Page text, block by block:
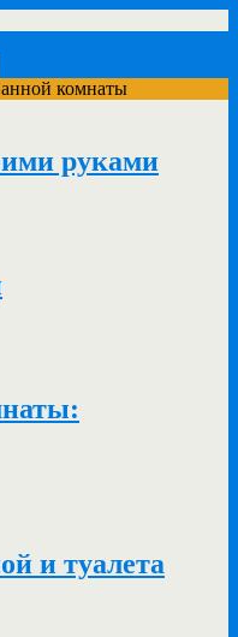
комнаты
руками
и туалета